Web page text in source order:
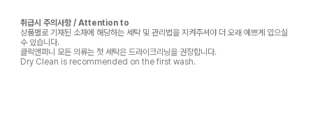
취급시 주의사항 / Attention to
상품별로 기재된 소재에 해당하는 세탁 및 관리법을 지켜주셔야 더 오래 예쁘게 입으실
수 있습니다.
클릭앤퍼니 모든 의류는 첫 세탁은 드라이크리닝을 권장합니다.
Dry Clean is recommended on the first wash.